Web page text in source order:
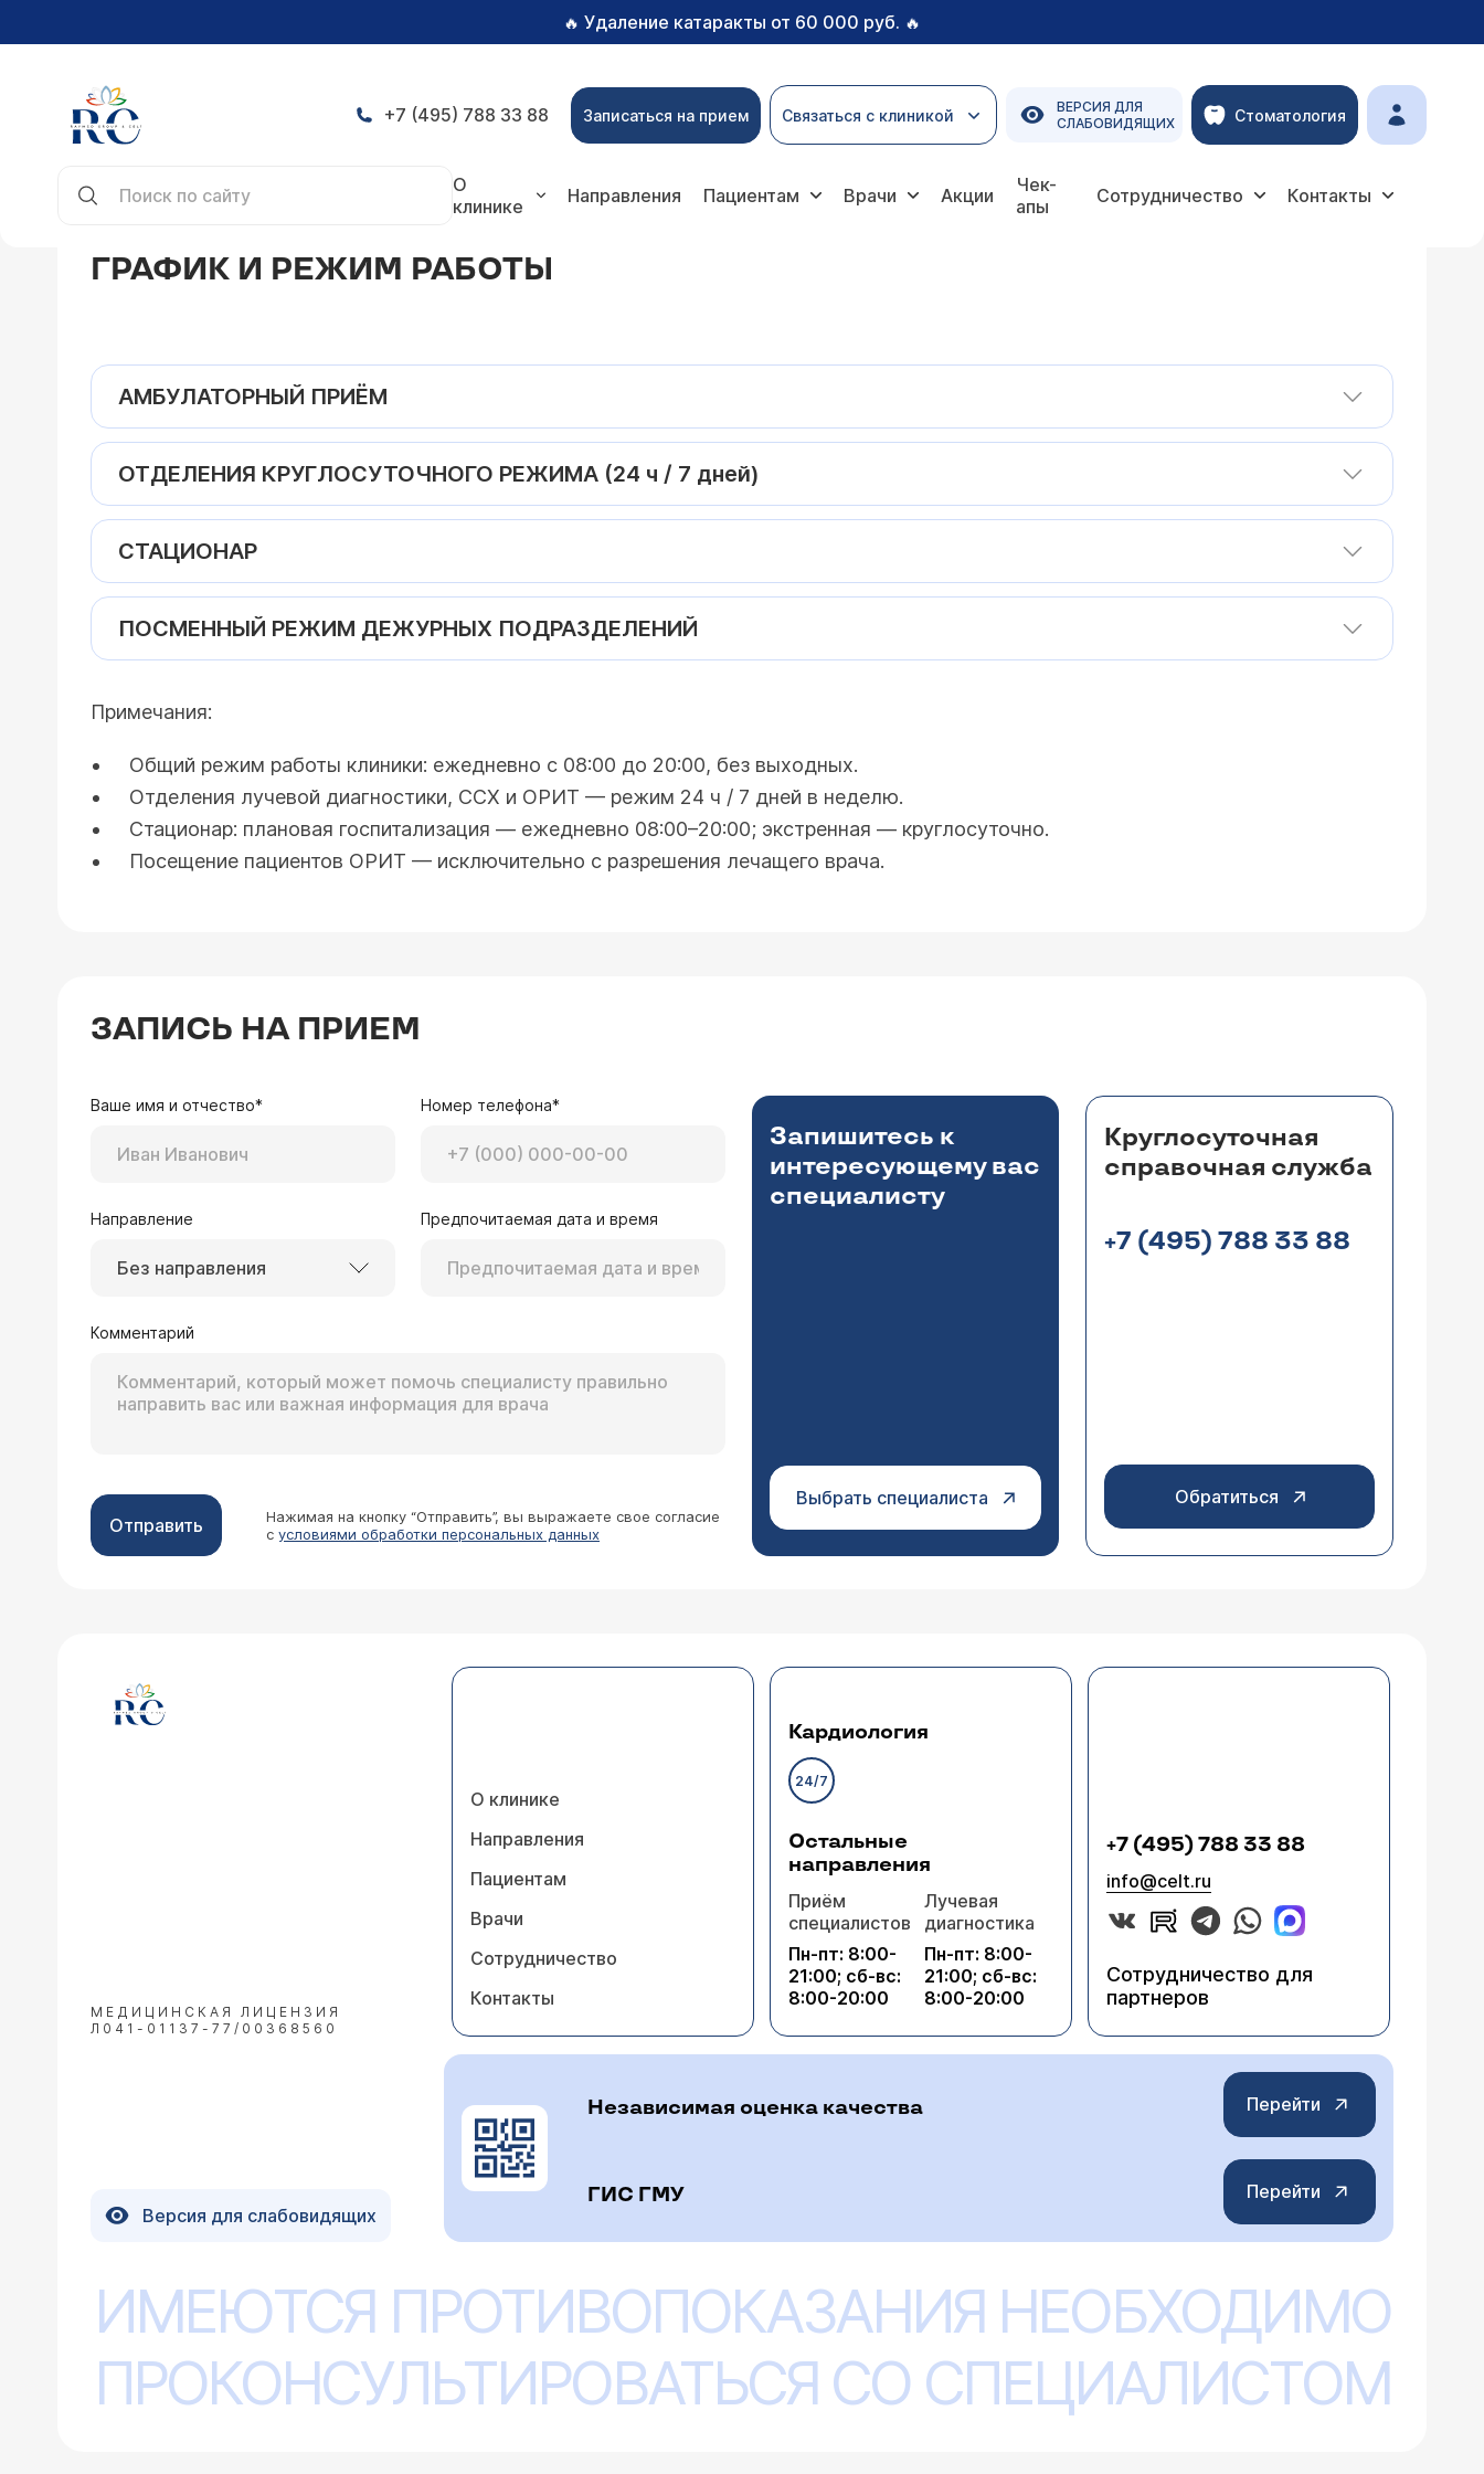
🔥 Удаление катаракты от 60 000 руб. 🔥
+7 (495) 788 33 88 Записаться на прием Связаться с клиникой
ВЕРСИЯ ДЛЯ
СЛАБОВИДЯЩИХ
Стоматология
О
клинике
Направления Пациентам Врачи Акции
Чек-
апы
Сотрудничество Контакты
ГРАФИК И РЕЖИМ РАБОТЫ
АМБУЛАТОРНЫЙ ПРИЁМ
ОТДЕЛЕНИЯ КРУГЛОСУТОЧНОГО РЕЖИМА (24 ч / 7 дней)
СТАЦИОНАР
ПОСМЕННЫЙ РЕЖИМ ДЕЖУРНЫХ ПОДРАЗДЕЛЕНИЙ
Примечания:
Общий режим работы клиники: ежедневно с 08:00 до 20:00, без выходных.
Отделения лучевой диагностики, ССХ и ОРИТ — режим 24 ч / 7 дней в неделю.
Стационар: плановая госпитализация — ежедневно 08:00–20:00; экстренная — круглосуточно.
Посещение пациентов ОРИТ — исключительно с разрешения лечащего врача.
ЗАПИСЬ НА ПРИЕМ
Ваше имя и отчество* Номер телефона*
Направление
Без направления
Предпочитаемая дата и время
Комментарий
Отправить
Нажимая на кнопку “Отправить”, вы выражаете свое согласие
с условиями обработки персональных данных
Запишитесь к
интересующему вас
специалисту
Выбрать специалиста
Круглосуточная
справочная служба
+7 (495) 788 33 88
Обратиться
МЕДИЦИНСКАЯ ЛИЦЕНЗИЯ
Л041-01137-77/00368560
О клинике
Направления
Пациентам
Врачи
Сотрудничество
Контакты
Кардиология
24/7
Остальные
направления
Приём
специалистов
Пн-пт: 8:00-
21:00; сб-вс:
8:00-20:00
Лучевая
диагностика
Пн-пт: 8:00-
21:00; сб-вс:
8:00-20:00
+7 (495) 788 33 88
info@celt.ru
Сотрудничество для
партнеров
Версия для слабовидящих
Независимая оценка качества Перейти
ГИС ГМУ Перейти
ИМЕЮТСЯ ПРОТИВОПОКАЗАНИЯ НЕОБХОДИМО
ПРОКОНСУЛЬТИРОВАТЬСЯ СО СПЕЦИАЛИСТОМ